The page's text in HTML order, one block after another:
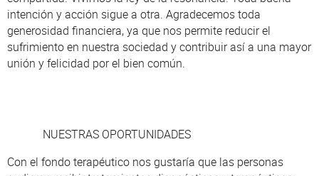
intención y acción sigue a otra. Agradecemos toda
generosidad financiera, ya que nos permite reducir el
sufrimiento en nuestra sociedad y contribuir así a una mayor
unión y felicidad por el bien común.
NUESTRAS OPORTUNIDADES
Con el fondo terapéutico nos gustaría que las personas